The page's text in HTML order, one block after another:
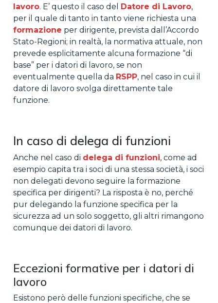
lavoro. E’ questo il caso del Datore di Lavoro,
per il quale di tanto in tanto viene richiesta una
formazione per dirigente, prevista dall’Accordo
Stato-Regioni; in realtà, la normativa attuale, non
prevede esplicitamente alcuna formazione “di
base” per i datori di lavoro, se non
eventualmente quella da RSPP, nel caso in cui il
datore di lavoro svolga direttamente tale
funzione.
In caso di delega di funzioni
Anche nel caso di delega di funzioni, come ad
esempio capita tra i soci di una stessa società, i soci
non delegati devono seguire la formazione
specifica per dirigenti? La risposta è no, perché
pur delegando la funzione specifica per la
sicurezza ad un solo soggetto, gli altri rimangono
comunque dei datori di lavoro.
Eccezioni formative per i datori di
lavoro
Esistono però delle funzioni specifiche, che se